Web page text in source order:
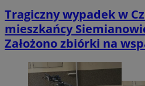
Tragiczny wypadek w
mieszkańcy
Założono zbiórki na